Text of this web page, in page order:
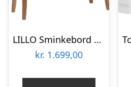
LILLO Sminkebord med spejl 85x35cm Brun
kr. 1.699,00